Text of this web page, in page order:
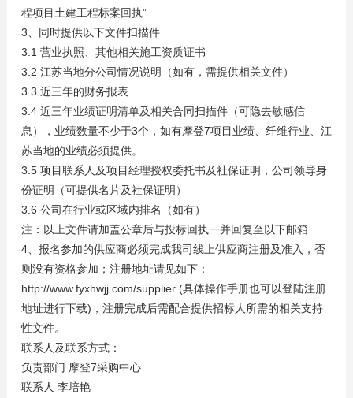
程项目土建工程标案回执”
3、同时提供以下文件扫描件
3.1 营业执照、其他相关施工资质证书
3.2 江苏当地分公司情况说明（如有，需提供相关文件）
3.3 近三年的财务报表
3.4 近三年业绩证明清单及相关合同扫描件（可隐去敏感信
息），业绩数量不少于3个，如有摩登7项目业绩、纤维行业、江
苏当地的业绩必须提供。
3.5 项目联系人及项目经理授权委托书及社保证明，公司领导身
份证明（可提供名片及社保证明）
3.6 公司在行业或区域内排名（如有）
注：以上文件请加盖公章后与投标回执一并回复至以下邮箱
4、报名参加的供应商必须完成我司线上供应商注册及准入，否
则没有资格参加；注册地址请见如下：
http://www.fyxhwjj.com/supplier (具体操作手册也可以登陆注册
地址进行下载)，注册完成后需配合提供招标人所需的相关支持
性文件。
联系人及联系方式：
负责部门 摩登7采购中心
联系人 李培艳